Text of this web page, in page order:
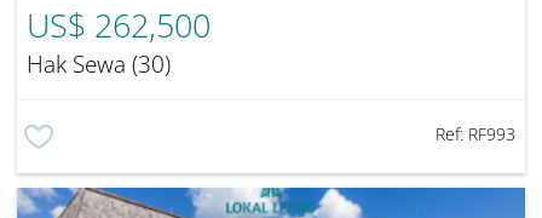
US$ 262,500
Hak Sewa (30)
Ref: RF993